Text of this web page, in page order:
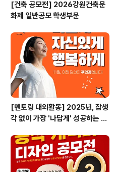
[건축 공모전] 2026강원건축문
화제 일반공모 학생부문
[멘토링 대외활동] 2025년, 잡생
각 없이 가장 '나답게' 성공하는 법